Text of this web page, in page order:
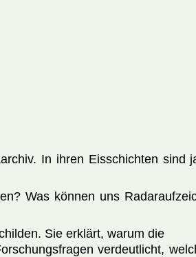
In ihren Eisschichten sind
Was können uns
Sie erklärt, warum die
verdeutlicht,